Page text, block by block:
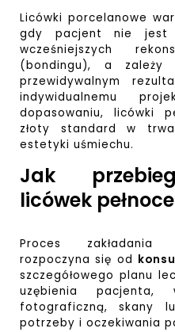
Licówki porcelanowe
gdy pacjent nie jest
wcześniejszych
(bondingu), a zależy
przewidywalnym
indywidualnemu
dopasowaniu, licówki
złoty standard w
estetyki uśmiechu.
Jak
licówek
Proces zakładania
rozpoczyna się od
szczegółowego planu
uzębienia pacjenta,
fotograficzną, skany
potrzeby i oczekiwania